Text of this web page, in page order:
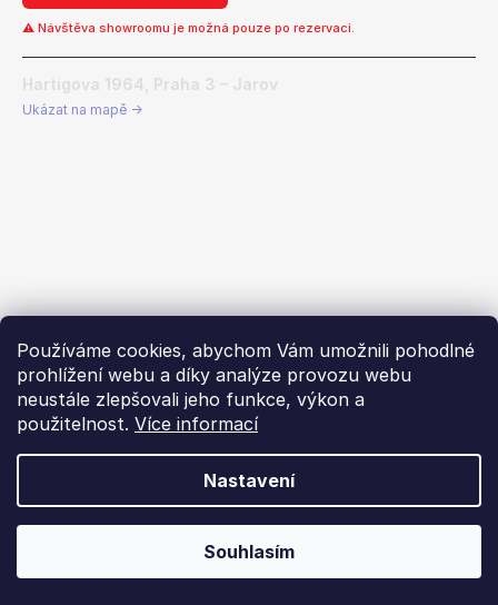
Používáme cookies, abychom Vám umožnili pohodlné
prohlížení webu a díky analýze provozu webu
neustále zlepšovali jeho funkce, výkon a
použitelnost. Více informací
Nastavení
Souhlasím
p
o
r
u
č
PRO
ZATÍŽENÍ
DO
BETONU
PRO
3
(ANRTACITOVÁ
4KS
⚠ Návštěva showroomu je možná pouze po rezervaci.
Hartigova 1964, Praha 3 – Jarov
Ukázat na mapě →
Dachstar.cz. Všechna práva vyhrazena.